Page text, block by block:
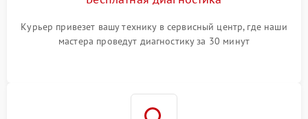
Курьер привезет вашу технику в сервисный центр, где наши
мастера проведут диагностику за 30 минут